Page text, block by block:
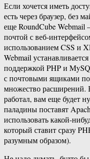
Если хочется иметь
есть через браузер, без
еще RoundCube Webmail
почтой с веб-
использованием CSS и
Webmail
поддержкой PHP и
с почтовыми ящиками
множество расширений.
работал, вам еще будет
паладины поставят
использовать какой-
который ставит сразу
разумным образом).